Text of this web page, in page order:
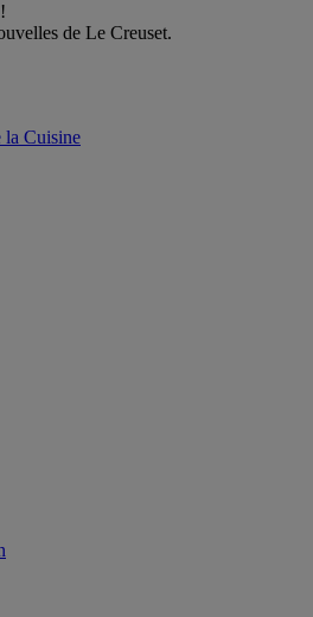
de Le Creuset.
la Cuisine